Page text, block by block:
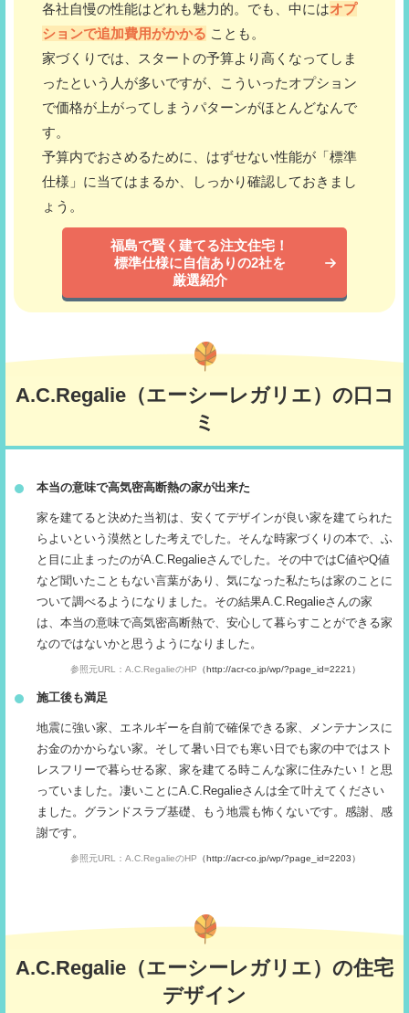
各社自慢の性能はどれも魅力的。でも、中にはオプ
ションで追加費用がかかる ことも。
家づくりでは、スタートの予算より高くなってしま
ったという人が多いですが、こういったオプション
で価格が上がってしまうパターンがほとんどなんで
す。
予算内でおさめるために、はずせない性能が「標準
仕様」に当てはまるか、しっかり確認しておきまし
ょう。
福島で賢く建てる注文住宅！
標準仕様に自信ありの2社を
厳選紹介
A.C.Regalie（エーシーレガリエ）の口コ
ミ
本当の意味で高気密高断熱の家が出来た
家を建てると決めた当初は、安くてデザインが良い家を建てられた
らよいという漠然とした考えでした。そんな時家づくりの本で、ふ
と目に止まったのがA.C.Regalieさんでした。その中ではC値やQ値
など聞いたこともない言葉があり、気になった私たちは家のことに
ついて調べるようになりました。その結果A.C.Regalieさんの家
は、本当の意味で高気密高断熱で、安心して暮らすことができる家
なのではないかと思うようになりました。
参照元URL：A.C.RegalieのHP （http://acr-co.jp/wp/?page_id=2221）
施工後も満足
地震に強い家、エネルギーを自前で確保できる家、メンテナンスに
お金のかからない家。そして暑い日でも寒い日でも家の中ではスト
レスフリーで暮らせる家、家を建てる時こんな家に住みたい！と思
っていました。凄いことにA.C.Regalieさんは全て叶えてください
ました。グランドスラブ基礎、もう地震も怖くないです。感謝、感
謝です。
参照元URL：A.C.RegalieのHP （http://acr-co.jp/wp/?page_id=2203）
A.C.Regalie（エーシーレガリエ）の住宅
デザイン